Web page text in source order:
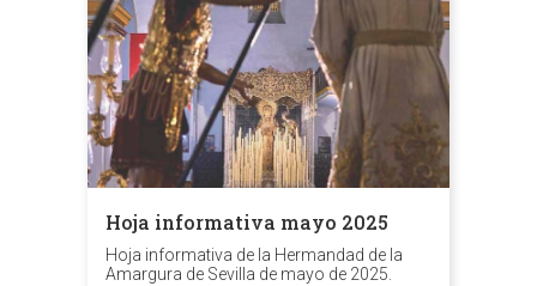
Hoja informativa mayo 2025
Hoja informativa de la Hermandad de la
Amargura de Sevilla de mayo de 2025.